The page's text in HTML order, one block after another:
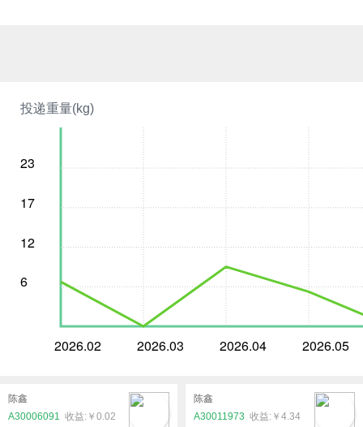
投递重量(kg)
23
17
12
6
2026.02 2026.03 2026.04 2026.05
陈鑫
A30006091
￥0.02
陈鑫
A30011973
￥4.34